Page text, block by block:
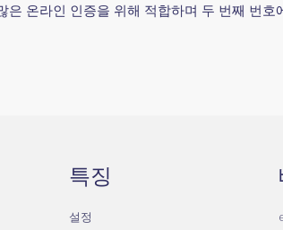
은 온라인 인증을 위해 적합하며 두 번째 번
특징
설정